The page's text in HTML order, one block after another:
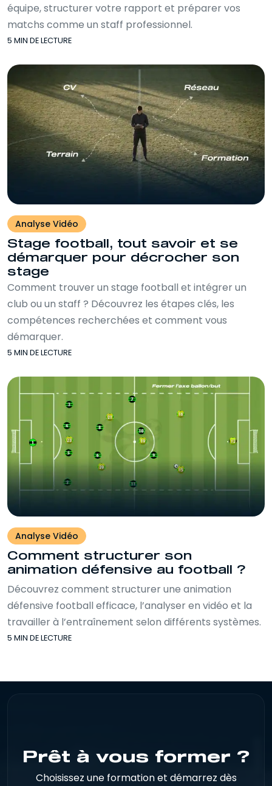
équipe, structurer votre rapport et préparer vos
matchs comme un staff professionnel.
5 MIN DE LECTURE
Analyse Vidéo
Stage football, tout savoir et se
démarquer pour décrocher son
stage
Comment trouver un stage football et intégrer un
club ou un staff ? Découvrez les étapes clés, les
compétences recherchées et comment vous
démarquer.
5 MIN DE LECTURE
Analyse Vidéo
Comment structurer son
animation défensive au football ?
Découvrez comment structurer une animation
défensive football efficace, l’analyser en vidéo et la
travailler à l’entraînement selon différents systèmes.
5 MIN DE LECTURE
Prêt à vous former ?
Choisissez une formation et démarrez dès